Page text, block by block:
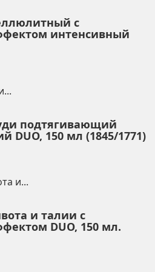
с
интенсивный
подтягивающий
DUO, 150 мл (1845/1771)
и талии с
DUO, 150 мл.